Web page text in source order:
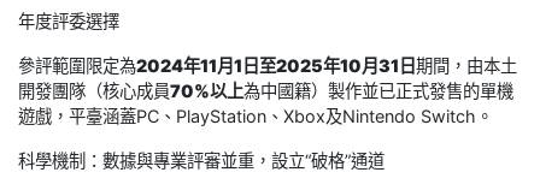
年度評委選擇
參評範圍限定為2024年11月1日至2025年10月31日期間，由本土
開發團隊（核心成員70%以上為中國籍）製作並已正式發售的單機
遊戲，平臺涵蓋PC、PlayStation、Xbox及Nintendo Switch。
科學機制：數據與專業評審並重，設立“破格”通道